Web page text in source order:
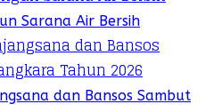
Sarana Air Bersih
dan Bansos Sambut